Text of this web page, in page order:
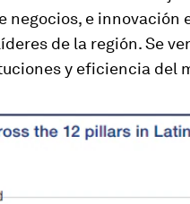
e innovación
de la región. Se
y eficiencia del